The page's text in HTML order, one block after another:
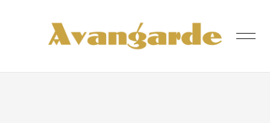
lisati ostukorvi. Vaata ostukorvi